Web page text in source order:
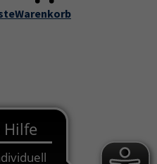
Webseite)
Warenkorb